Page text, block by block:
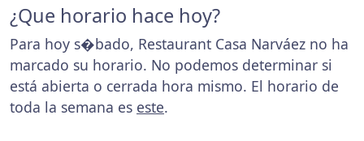
¿Que horario hace hoy?
Para hoy s�bado, Restaurant Casa Narváez no ha
marcado su horario. No podemos determinar si
está abierta o cerrada hora mismo. El horario de
toda la semana es este.